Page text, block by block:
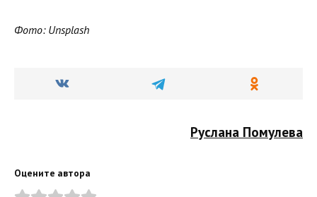
Фото: Unsplash
Руслана Помулева
Оцените автора